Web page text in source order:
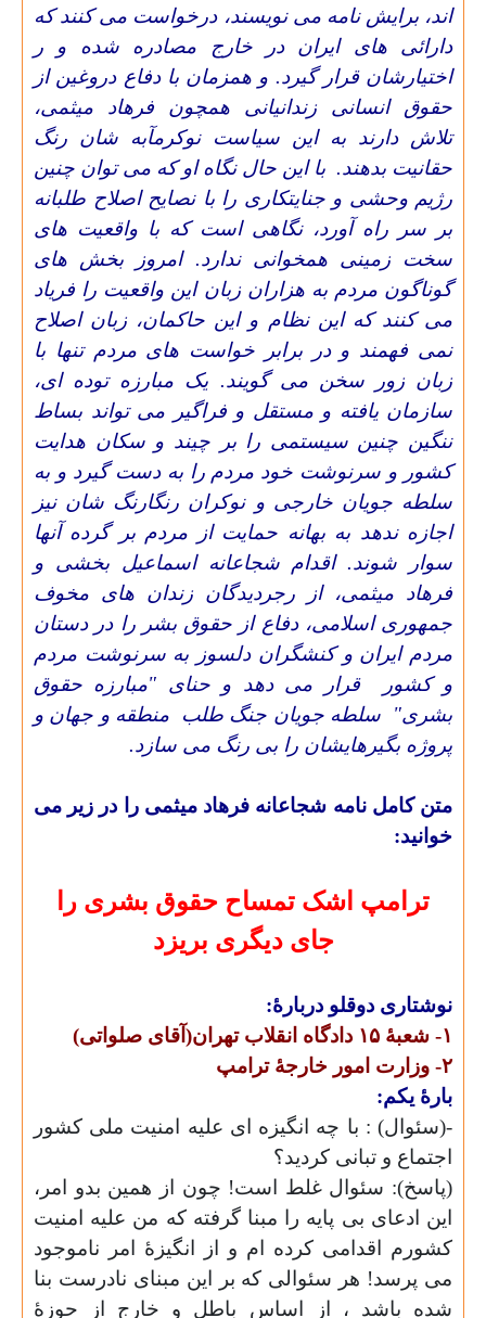
اند، برایش نامه می نویسند، درخواست می کنند که
دارائی های ایران در خارج مصادره شده و ر
اختیارشان قرار گیرد. و همزمان با دفاع دروغین از
حقوق انسانی زندانیانی همچون فرهاد میثمی،
تلاش دارند به این سیاست نوکرمآبه شان رنگ
حقانیت بدهند. با این حال نگاه او که می توان چنین
رژیم وحشی و جنایتکاری را با نصایح اصلاح طلبانه
بر سر راه آورد، نگاهی است که با واقعیت های
سخت زمینی همخوانی ندارد. امروز بخش های
گوناگون مردم به هزاران زبان این واقعیت را فریاد
می کنند که این نظام و این حاکمان، زبان اصلاح
نمی فهمند و در برابر خواست های مردم تنها با
زبان زور سخن می گویند. یک مبارزه توده ای،
سازمان یافته و مستقل و فراگیر می تواند بساط
ننگین چنین سیستمی را بر چیند و سکان هدایت
کشور و سرنوشت خود مردم را به دست گیرد و به
سلطه جویان خارجی و نوکران رنگارنگ شان نیز
اجازه ندهد به بهانه حمایت از مردم بر گرده آنها
سوار شوند. اقدام شجاعانه اسماعیل بخشی و
فرهاد میثمی، از رجردیدگان زندان های مخوف
جمهوری اسلامی، دفاع از حقوق بشر را در دستان
مردم ایران و کنشگران دلسوز به سرنوشت مردم
و کشور
قرار می دهد و حنای "مبارزه حقوق
بشری"
سلطه جویان جنگ طلب
منطقه و جهان و
پروژه بگیرهایشان را بی رنگ می سازد.
متن کامل نامه شجاعانه فرهاد میثمی را در زیر می
خوانید:
ترامپ اشک تمساح حقوق بشری را
جای دیگری بریزد
نوشتاری دوقلو دربارهٔ:
۱-
شعبهٔ ۱۵ دادگاه انقلاب تهران(آقای صلواتی)
۲- وزارت امور خارجهٔ ترامپ
بارهٔ یکم:
-(سئوال) : با چه انگیزه ای علیه امنیت ملی کشور
اجتماع و تبانی کردید؟
(پاسخ): سئوال غلط است! چون از همین بدو امر،
این ادعای بی پایه را مبنا گرفته که من علیه امنیت
کشورم اقدامی کرده ام و از انگیزهٔ امر ناموجود
می پرسد! هر سئوالی که بر این مبنای نادرست بنا
شده باشد ، از اساس باطل و خارج از حوزهٔ